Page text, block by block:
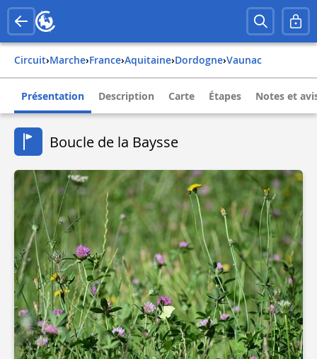
Circuit› Marche› france› aquitaine› dordogne› vaunac
Présentation Description Carte Étapes Notes et
Boucle de la Baysse